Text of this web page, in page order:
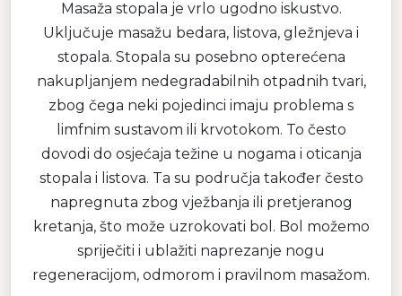
Masaža stopala je vrlo ugodno iskustvo.
Uključuje masažu bedara, listova, gležnjeva i
stopala. Stopala su posebno opterećena
nakupljanjem nedegradabilnih otpadnih tvari,
zbog čega neki pojedinci imaju problema s
limfnim sustavom ili krvotokom. To često
dovodi do osjećaja težine u nogama i oticanja
stopala i listova. Ta su područja također često
napregnuta zbog vježbanja ili pretjeranog
kretanja, što može uzrokovati bol. Bol možemo
spriječiti i ublažiti naprezanje nogu
regeneracijom, odmorom i pravilnom masažom.